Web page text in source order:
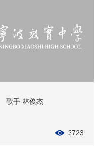
歌手-林俊杰
3723